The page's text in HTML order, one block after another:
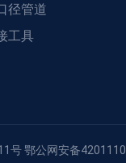
径管道
工具
号 鄂公网安备